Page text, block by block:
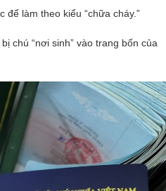
làm theo kiểu “chữa cháy.”
chú “nơi sinh” vào trang bốn của